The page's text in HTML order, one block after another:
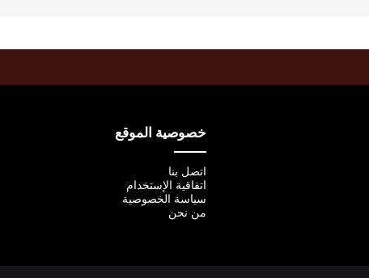
خصوصية الموقع
اتصل بنا
اتفاقية الإستخدام
سياسة الخصوصية
من نحن